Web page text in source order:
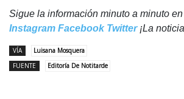
Sigue la información minuto a minuto
Instagram Facebook Twitter¡La
VÍA
Luisana Mosquera
FUENTE
Editoría De Notitarde